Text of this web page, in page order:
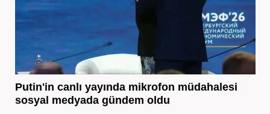
Putin'in canlı yayında mikrofon müdahalesi
sosyal medyada gündem oldu